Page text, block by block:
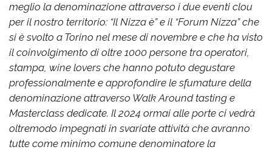
meglio la denominazione attraverso i due eventi clou
per il nostro territorio: “Il Nizza è” e il “Forum Nizza” che
si è svolto a Torino nel mese di novembre e che ha visto
il coinvolgimento di oltre 1000 persone tra operatori,
stampa, wine lovers che hanno potuto degustare
professionalmente e approfondire le sfumature della
denominazione attraverso Walk Around tasting e
Masterclass dedicate. Il 2024 ormai alle porte ci vedrà
oltremodo impegnati in svariate attività che avranno
tutte come minimo comune denominatore la